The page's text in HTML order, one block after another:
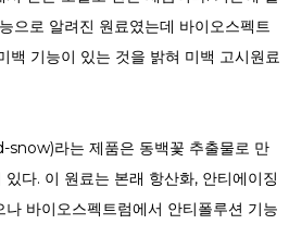
으로 알려진 원료였는데 바이오스펙트
백 기능이 있는 것을 밝혀 미백 고시원료
snow)라는 제품은 동백꽃 추출물로 만
다. 이 원료는 본래 항산화, 안티에이징
바이오스펙트럼에서 안티폴루션 기능